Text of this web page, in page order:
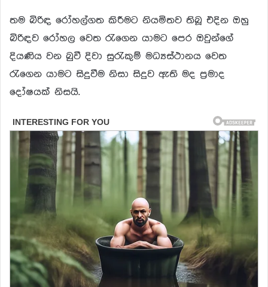
තම බිරිඳ රෝහල්ගත කිරීමට නියමිතව තිබූ එදින ඔහු
බිරිඳව රෝහල වෙත රැගෙන යාමට පෙර ඔවුන්ගේ
දියණිය වන බුවී දිවා සුරැකුම් මධ්‍යස්ථානය වෙත
රැගෙන යාමට සිදුවීම නිසා සිදුව ඇති මද ප්‍රමාද
දෝෂයක් නිසයි.